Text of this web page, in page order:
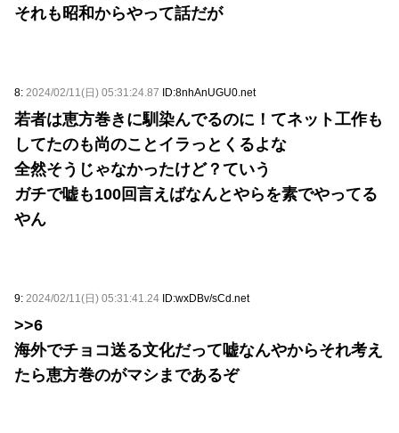
それも昭和からやって話だが
8: 2024/02/11(日) 05:31:24.87 ID:8nhAnUGU0.net
若者は恵方巻きに馴染んでるのに！てネット工作も
してたのも尚のことイラっとくるよな
全然そうじゃなかったけど？ていう
ガチで嘘も100回言えばなんとやらを素でやってる
やん
9: 2024/02/11(日) 05:31:41.24 ID:wxDBv/sCd.net
>>6
海外でチョコ送る文化だって嘘なんやからそれ考え
たら恵方巻のがマシまであるぞ